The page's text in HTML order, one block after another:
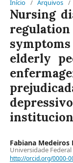
Início / Arquivos /
Nursing
elderly
Fabiana Medeiros
Universidade Federal
http://orcid.org/0000-